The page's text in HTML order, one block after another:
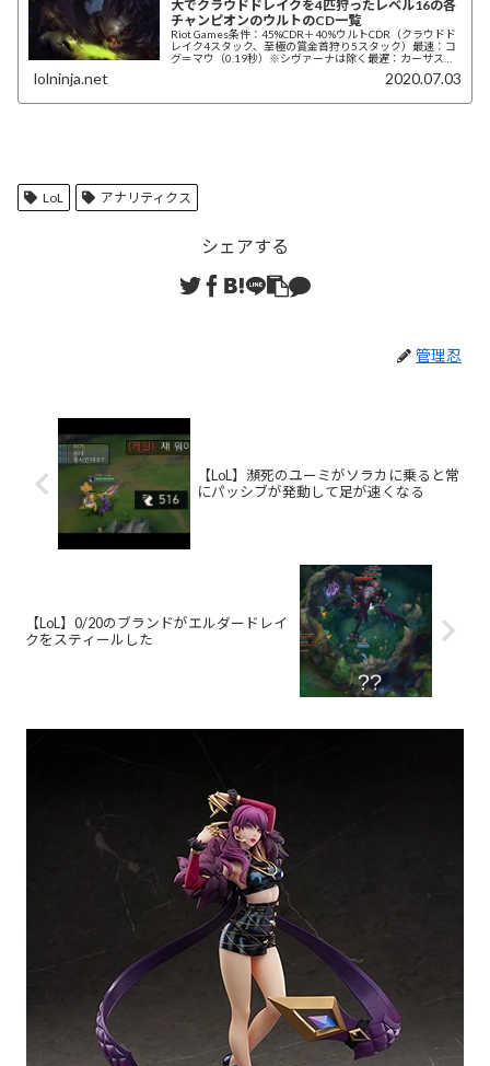
大でクラウドドレイクを4匹狩ったレベル16の各
チャンピオンのウルトのCD一覧
Riot Games条件：45%CDR＋40%ウルトCDR（クラウドド
レイク4スタック、至極の賞金首狩り5スタック）最速：コ
グ＝マウ（0.19秒）※シヴァーナは除く最遅：カーサス、
lolninja.net 2020.07.03
LoL アナリティクス
シェアする
管理忍
【LoL】瀕死のユーミがソラカに乗ると常
にパッシブが発動して足が速くなる
【LoL】0/20のブランドがエルダードレイ
クをスティールした